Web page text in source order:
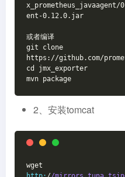
x_prometheus_javaagent/
ent-0.12.0.jar
或者编译
git clone
https://github.com/
cd jmx_exporter
mvn package
2、安装tomcat